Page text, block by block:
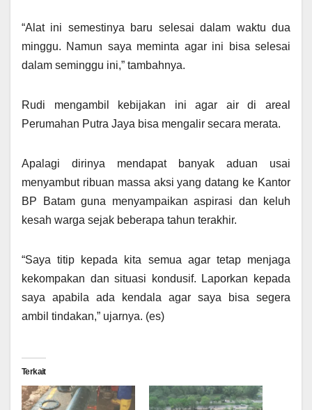
“Alat ini semestinya baru selesai dalam waktu dua
minggu. Namun saya meminta agar ini bisa selesai
dalam seminggu ini,” tambahnya.
Rudi mengambil kebijakan ini agar air di areal
Perumahan Putra Jaya bisa mengalir secara merata.
Apalagi dirinya mendapat banyak aduan usai
menyambut ribuan massa aksi yang datang ke Kantor
BP Batam guna menyampaikan aspirasi dan keluh
kesah warga sejak beberapa tahun terakhir.
“Saya titip kepada kita semua agar tetap menjaga
kekompakan dan situasi kondusif. Laporkan kepada
saya apabila ada kendala agar saya bisa segera
ambil tindakan,” ujarnya. (es)
Terkait